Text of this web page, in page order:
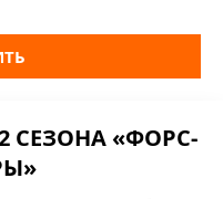
СЕЗОНА «ФОРС-